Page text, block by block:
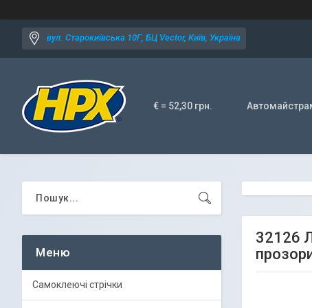
вул. Старокиївська 10Г, БЦ Vector, Київ, Україна
€ = 52,30 грн.
32126
Самоклеючі стрічки